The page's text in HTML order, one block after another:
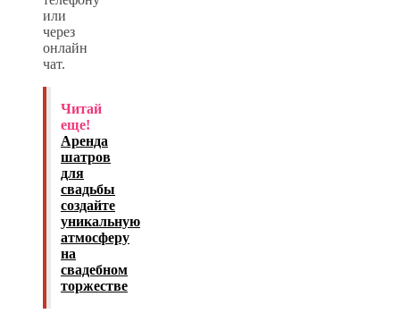
или
через
онлайн
чат.
Читай
еще!
Аренда
шатров
для
свадьбы
создайте
уникальную
атмосферу
на
свадебном
торжестве